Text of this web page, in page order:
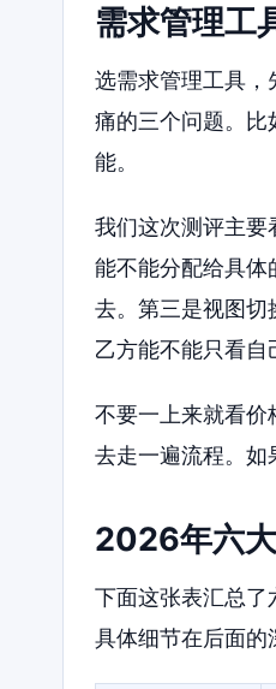
需求管理工
选需求管理工具，
痛的三个问题。比
能。
我们这次测评主要
能不能分配给具体
去。第三是视图切
乙方能不能只看自
不要一上来就看价
去走一遍流程。如
2026年六
下面这张表汇总了
具体细节在后面的